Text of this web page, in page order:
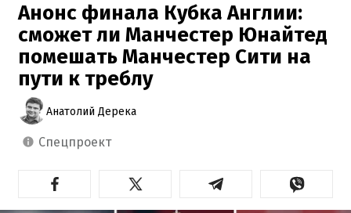
Анонс финала Кубка Англии:
сможет ли Манчестер Юнайтед
помешать Манчестер Сити на
пути к треблу
Анатолий Дерека
спецпроект